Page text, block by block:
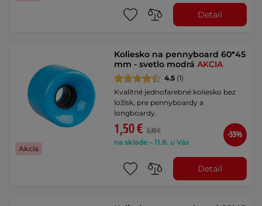
Detail
Akcia
Koliesko na pennyboard 60*45
mm - svetlo modráAKCIA
4.5 (1)
Kvalitné jednofarebné koliesko bez
ložísk, pre pennyboardy a
longboardy.
1,50 € 3,30 €
na sklade – 11.8. u Vás
-55%
Detail